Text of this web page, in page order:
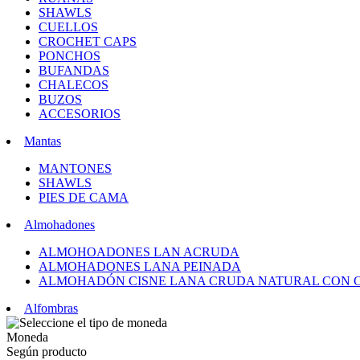
SHAWLS
CUELLOS
CROCHET CAPS
PONCHOS
BUFANDAS
CHALECOS
BUZOS
ACCESORIOS
Mantas
MANTONES
SHAWLS
PIES DE CAMA
Almohadones
ALMOHOADONES LAN ACRUDA
ALMOHADONES LANA PEINADA
ALMOHADÓN CISNE LANA CRUDA NATURAL CON
Alfombras
Moneda
Según producto